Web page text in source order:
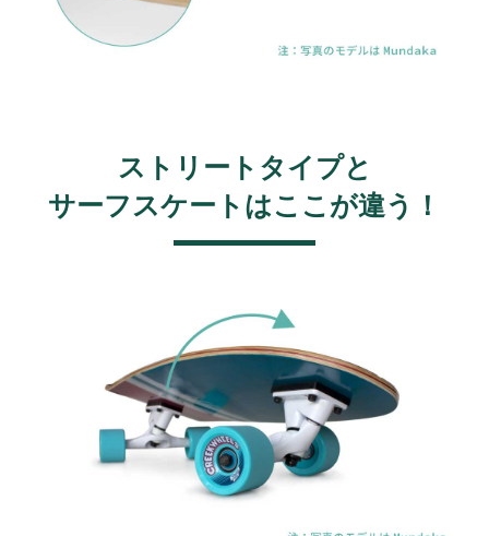
ストリートタイプと
サーフスケートはここが違う！